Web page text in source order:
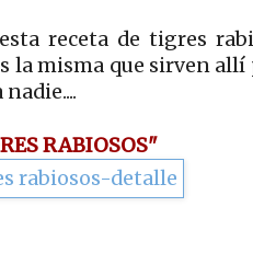
receta de tigres
la misma que sirven
RABIOSOS"